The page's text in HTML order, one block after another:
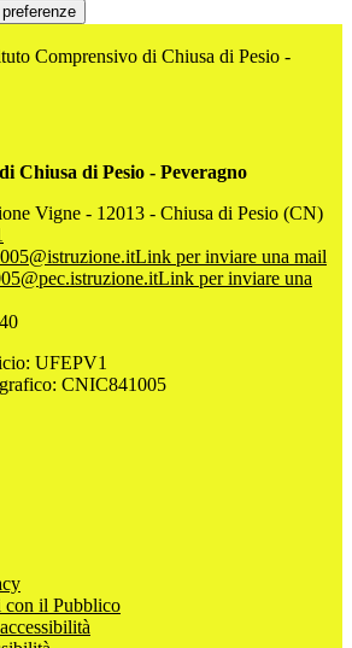
Comprensivo di Chiusa di Pesio -
Chiusa di Pesio - Peveragno
Vigne - 12013 - Chiusa di Pesio (CN)
Link per inviare una mail
Link per inviare una
UFEPV1
CNIC841005
il Pubblico